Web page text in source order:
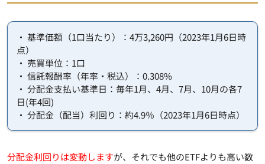
・ 基準価額（1口当たり）：4万3,260円（2023年1月6日時
点）
・ 売買単位：1口
・ 信託報酬率（年率・税込）：0.308%
・ 分配金支払い基準日：毎年1月、4月、7月、10月の各7
日(年4回)
・ 分配金（配当）利回り：約4.9％（2023年1月6日時点）
分配金利回りは変動しますが、それでも他のETFよりも高い数